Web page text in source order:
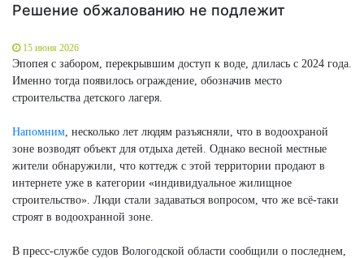
Решение обжалованию не подлежит
15 июня 2026
Эпопея с забором, перекрывшим доступ к воде, длилась с 2024 года.
Именно тогда появилось ограждение, обозначив место
строительства детского лагеря.
Напомним , несколько лет людям разъясняли, что в водоохраной
зоне возводят объект для отдыха детей. Однако весной местные
жители обнаружили, что коттедж с этой территории продают в
интернете уже в категории «индивидуальное жилищное
строительство». Люди стали задаваться вопросом, что же всё-таки
строят в водоохранной зоне.
В пресс-службе судов Вологодской области сообщили о последнем,